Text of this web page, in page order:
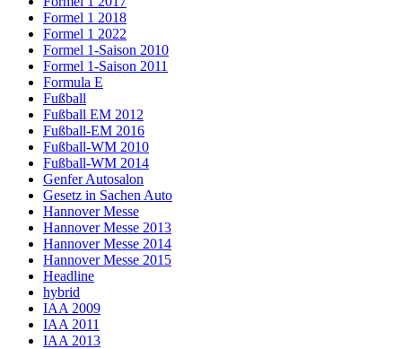
Formel 1 2018
Formel 1 2022
Formel 1-Saison 2010
Formel 1-Saison 2011
Formula E
Fußball
Fußball EM 2012
Fußball-EM 2016
Fußball-WM 2010
Fußball-WM 2014
Genfer Autosalon
Gesetz in Sachen Auto
Hannover Messe
Hannover Messe 2013
Hannover Messe 2014
Hannover Messe 2015
Headline
hybrid
IAA 2009
IAA 2011
IAA 2013